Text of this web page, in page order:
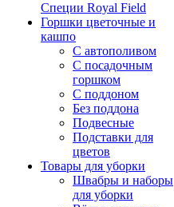
Специи Royal Field
Горшки цветочные и
кашпо
С автополивом
С посадочным
горшком
С поддоном
Без поддона
Подвесные
Подставки для
цветов
Товары для уборки
Швабры и наборы
для уборки